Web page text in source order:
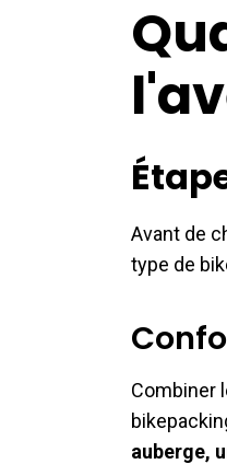
Avant de
type de
Combiner
auberge,